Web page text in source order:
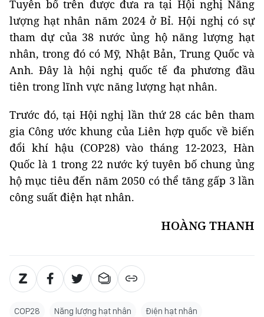
Tuyên bố trên được đưa ra tại Hội nghị Năng
lượng hạt nhân năm 2024 ở Bỉ. Hội nghị có sự
tham dự của 38 nước ủng hộ năng lượng hạt
nhân, trong đó có Mỹ, Nhật Bản, Trung Quốc và
Anh. Đây là hội nghị quốc tế đa phương đầu
tiên trong lĩnh vực năng lượng hạt nhân.
Trước đó, tại Hội nghị lần thứ 28 các bên tham
gia Công ước khung của Liên hợp quốc về biến
đổi khí hậu (COP28) vào tháng 12-2023, Hàn
Quốc là 1 trong 22 nước ký tuyên bố chung ủng
hộ mục tiêu đến năm 2050 có thể tăng gấp 3 lần
công suất điện hạt nhân.
HOÀNG THANH
COP28 Năng lượng hạt nhân Điện hạt nhân